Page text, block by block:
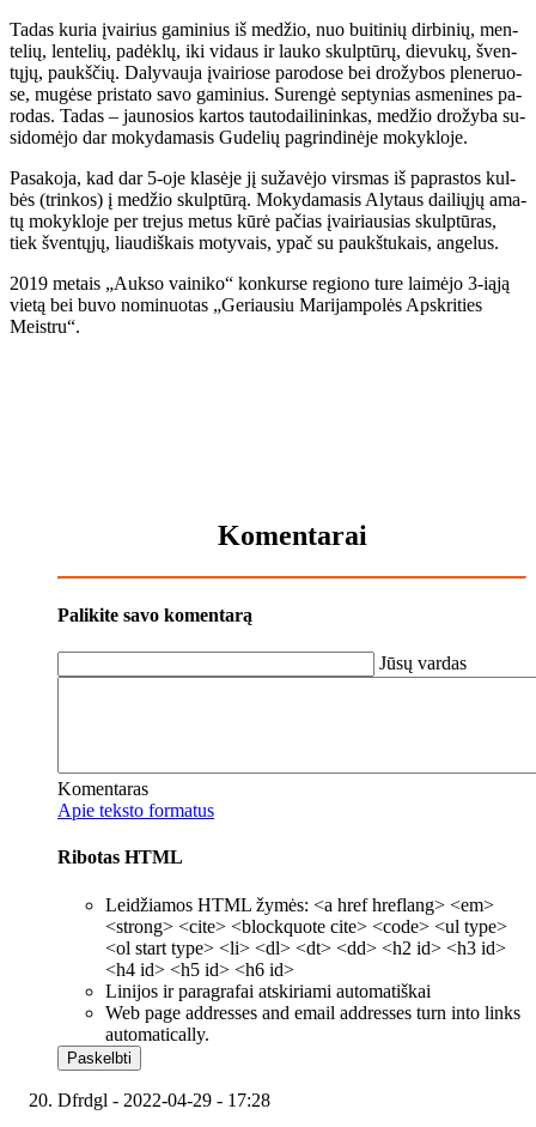
Ta­das ku­ria įvai­rius ga­mi­nius iš me­džio, nuo bui­ti­nių dir­bi­nių, men­
te­lių, len­te­lių, pa­dėk­lų, iki vi­daus ir lau­ko skulp­tū­rų, die­vu­kų, šven­
tų­jų, paukš­čių. Da­ly­vau­ja įvai­rio­se pa­ro­do­se bei dro­žy­bos ple­ne­ruo­
se, mu­gė­se pri­sta­to sa­vo ga­mi­nius. Su­ren­gė sep­ty­nias as­me­ni­nes pa­
ro­das. Ta­das – jau­no­sios kar­tos tau­to­dai­li­nin­kas, me­džio dro­žy­ba su­
si­do­mė­jo dar mo­ky­da­ma­sis Gu­de­lių pa­grin­di­nė­je mo­kyk­lo­je.
Pa­sa­ko­ja, kad dar 5-oje kla­sė­je jį su­ža­vė­jo vir­smas iš pa­pras­tos kul­
bės (trin­kos) į me­džio skulp­tū­rą. Mo­ky­da­ma­sis Aly­taus dai­lių­jų ama­
tų mo­kyk­lo­je per tre­jus me­tus kū­rė pa­čias įvai­riau­sias skulp­tū­ras,
tiek šven­tų­jų, liau­diš­kais mo­ty­vais, ypač su paukš­tu­kais, an­ge­lus.
2019 me­tais „Auk­so vai­ni­ko“ kon­kur­se re­gio­no tu­re lai­mė­jo 3-iąją
vie­tą bei bu­vo no­mi­nuo­tas „Ge­riau­siu Ma­ri­jam­po­lės Ap­skri­ties
Meist­ru“.
Komentarai
Palikite savo komentarą
Jūsų vardas
Komentaras
Apie teksto formatus
Ribotas HTML
Leidžiamos HTML žymės: <a href hreflang> <em>
<strong> <cite> <blockquote cite> <code> <ul type>
<ol start type> <li> <dl> <dt> <dd> <h2 id> <h3 id>
<h4 id> <h5 id> <h6 id>
Linijos ir paragrafai atskiriami automatiškai
Web page addresses and email addresses turn into links
automatically.
Dfrdgl - 2022-04-29 - 17:28